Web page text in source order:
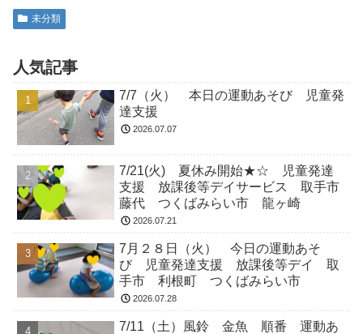
未分類
人気記事
7/7（火） 本日の運動あそび 児童発
達支援
2026.07.07
7/21(火) 夏休み開始★☆ 児童発達
支援 放課後等デイサービス 取手市
藤代 つくばみらい市 龍ヶ崎
2026.07.21
7月２８日（火） 今日の運動あそ
び 児童発達支援 放課後等デイ 取
手市 利根町 つくばみらい市
2026.07.28
7/11（土）風鈴 金魚 順番 運動あ